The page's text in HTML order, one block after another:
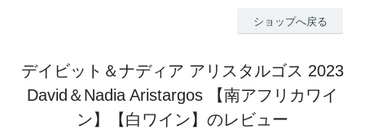
ショップへ戻る
デイビット＆ナディア アリスタルゴス 2023
David＆Nadia Aristargos 【南アフリカワイ
ン】【白ワイン】のレビュー